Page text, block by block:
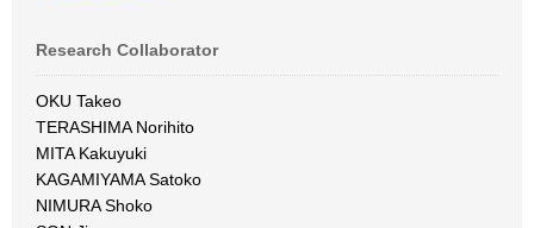
Research Collaborator
OKU Takeo
TERASHIMA Norihito
MITA Kakuyuki
KAGAMIYAMA Satoko
NIMURA Shoko